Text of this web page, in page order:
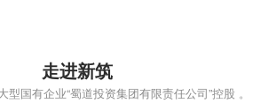
走进新筑
型国有企业“蜀道投资集团有限责任公司”控股 。